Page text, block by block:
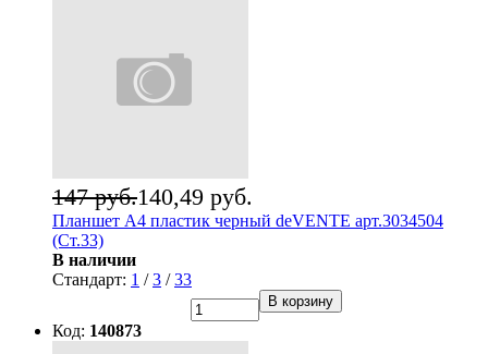
140,49 руб.
147 руб.
Планшет А4 пластик черный deVENTE арт.3034504
(Ст.33)
В наличии
Стандарт: 1 /3 /33
В корзину
Код: 140873